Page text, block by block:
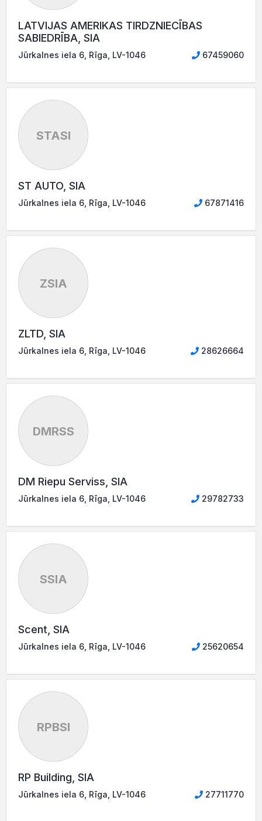
LATVIJAS AMERIKAS TIRDZNIECĪBAS
SABIEDRĪBA, SIA
Jūrkalnes iela 6, Rīga, LV-1046 67459060
STASI
ST AUTO, SIA
Jūrkalnes iela 6, Rīga, LV-1046 67871416
ZSIA
ZLTD, SIA
Jūrkalnes iela 6, Rīga, LV-1046 28626664
DMRSS
DM Riepu Serviss, SIA
Jūrkalnes iela 6, Rīga, LV-1046 29782733
SSIA
Scent, SIA
Jūrkalnes iela 6, Rīga, LV-1046 25620654
RPBSI
RP Building, SIA
Jūrkalnes iela 6, Rīga, LV-1046 27711770